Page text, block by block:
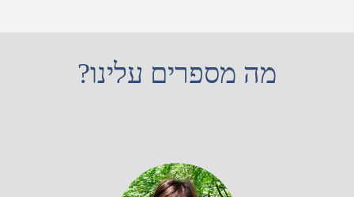
מה מספרים עלינו?